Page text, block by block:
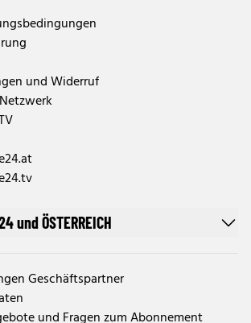
und Widerruf
und ÖSTERREICH
Geschäftspartner
und Fragen zum Abonnement